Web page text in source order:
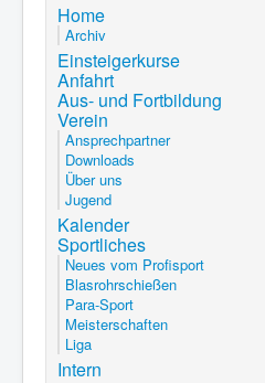
Home
Archiv
Einsteigerkurse
Anfahrt
Aus- und Fortbildung
Verein
Ansprechpartner
Downloads
Über uns
Jugend
Kalender
Sportliches
Neues vom Profisport
Blasrohrschießen
Para-Sport
Meisterschaften
Liga
Intern